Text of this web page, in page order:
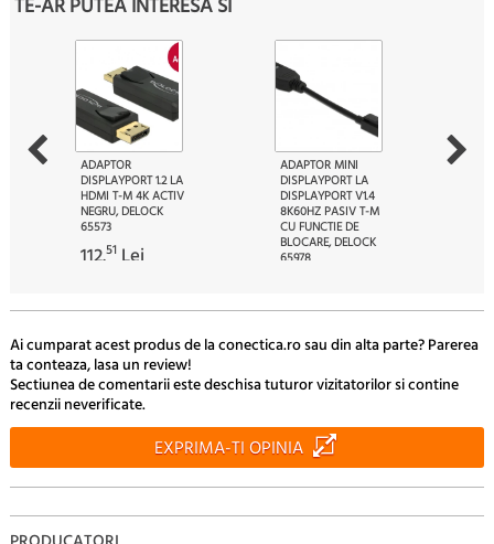
TE-AR PUTEA INTERESA SI
ADAPTOR
DISPLAYPORT 1.2 LA
HDMI T-M 4K ACTIV
NEGRU, DELOCK
65573
112.51 Lei
ADAPTOR MINI
DISPLAYPORT LA
DISPLAYPORT V1.4
8K60HZ PASIV T-M
CU FUNCTIE DE
BLOCARE, DELOCK
65978
Ai cumparat acest produs de la conectica.ro sau din alta parte? Parerea
ta conteaza, lasa un review!
Sectiunea de comentarii este deschisa tuturor vizitatorilor si contine
recenzii neverificate.
EXPRIMA-TI OPINIA